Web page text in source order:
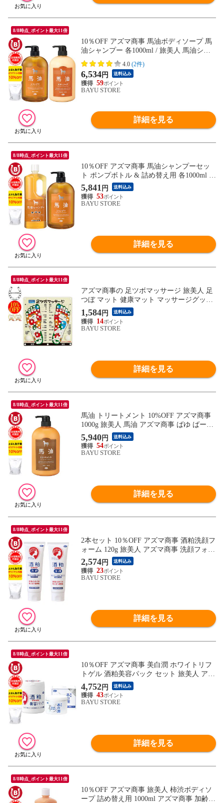
8/8時点_ポイント最大11倍
10％OFF アズマ商事 馬油ボディソープ 馬
油シャンプー 各1000ml / 旅美人 馬油シリ
ーズ アズマ商事馬油ボディソープ シャン
プー バユ 旅美人ボディソープ 馬油 送料無
料
4.0 (2件)
6,534円 送料込み
59
BAYU STORE
詳細を見る
8/8時点_ポイント最大11倍
10％OFF アズマ商事 馬油シャンプーセッ
ト ポンプボトル & 詰め替え用 各1000ml /
旅美人 馬油シリーズ アズマ商事シャンプ
ー 馬油 馬油シャンプー 旅美人馬油シャン
プー 送料無料
5,841 円 送料込み
53
BAYU STORE
詳細を見る
8/8時点_ポイント最大11倍
アズマ商事の 足ツボマッサージ 旅美人 足
つぼ マット 健康マット マッサージグッズ
フットケア 血行促進 むくみ むくみケア 足
裏 マッサージ マット 足裏ケア 刺激ボール
健康 器具 抗菌 あす楽
1,584円 送料込み
14
BAYU STORE
詳細を見る
8/8時点_ポイント最大11倍
馬油 トリートメント 10%OFF アズマ商事
1000g 旅美人 馬油 アズマ商事 ばゆ ばーゆ
フケ かゆみ 敏感肌 乾燥肌 頭皮ケア リン
ス 送料無料
5,940円 送料込み
54
BAYU STORE
詳細を見る
8/8時点_ポイント最大11倍
2本セット 10％OFF アズマ商事 酒粕洗顔フ
ォーム 120g 旅美人 アズマ商事 洗顔フォー
ム 洗顔クリーム 乾燥肌 敏感肌 アズマ商事
酒粕 旅美人酒粕 アズマ商事 酒粕洗顔 旅美
人酒粕石鹸 旅美人洗顔フォーム くすみ 乾
2,574円 送料込み
23
BAYU STORE
詳細を見る
8/8時点_ポイント最大11倍
10％OFF アズマ商事 美白潤 ホワイトリフ
トゲル 酒粕美容パック セット 旅美人 アズ
マ商事のオールインワン オールインワンゲ
ル オールインワン 酒粕パック フェイスパ
ック フェイスマスク 送料無料
4,752円 送料込み
43
BAYU STORE
詳細を見る
8/8時点_ポイント最大11倍
10％OFF アズマ商事 旅美人 柿渋ボディソ
ープ 詰め替え用 1000ml アズマ商事 加齢臭